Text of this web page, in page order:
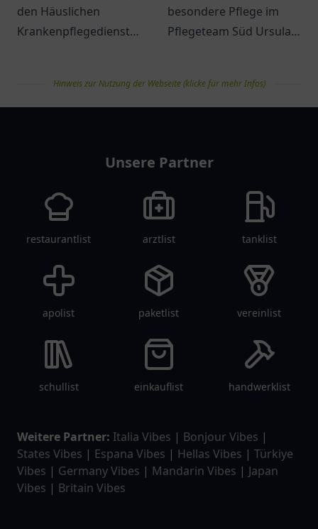
den Häuslichen
Krankenpflegedienst
möglichen Angebote für
individuelle Pflege.
besondere Pflege im
Pflegeteam Süd Ursula
Betreuung und
Unterstützung.
Hinweis zur Nutzung der Webseite (klicke für mehr Infos)
Unsere Partner
restaurantlist arztlist tanklist
apolist paketlist vereinlist
schullist einkauflist handwerklist
Weitere Partner: Italia Vibes | Bonjour Vibes |
States Vibes | Espana Vibes | Hellas Vibes | Türkiye
Vibes | Germany Vibes | Mandarin Vibes | Japan
Vibes | Britain Vibes